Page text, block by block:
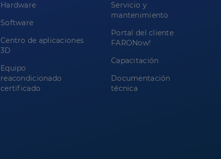
Hardware
Software
Centro de aplicaciones
3D
Equipo
reacondicionado
certificado
Servicio y
mantenimiento
Portal del cliente
FARONow!
Capacitación
Documentación
técnica